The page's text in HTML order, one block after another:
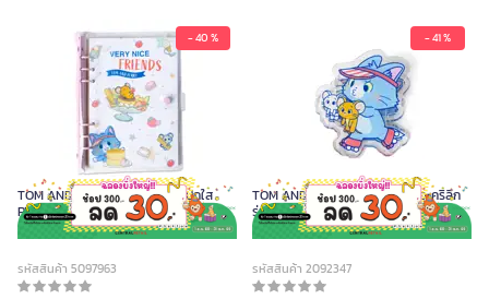
- 40 %
TOM AND JERRY GOKKO สมุดปกใส
PVC A5 สีชมพู 80 แผ่น
รหัสสินค้า 5097963
- 41 %
TOM AND JERRY GOKKO คลิปอะคริลิก
รุ่น P1
รหัสสินค้า 2092347